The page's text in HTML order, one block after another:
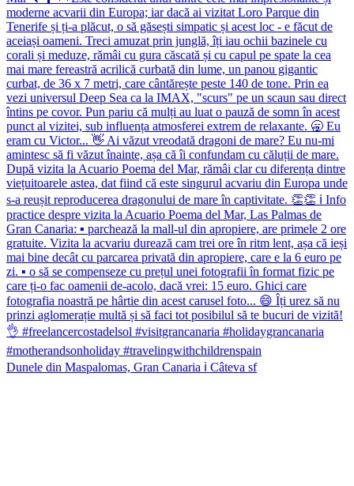
Dunele din Maspalomas, Gran Canaria ℹ️ Câteva sf